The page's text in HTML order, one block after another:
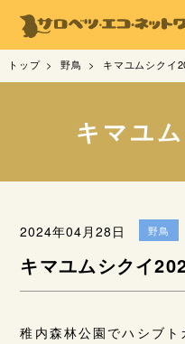
トップ 野鳥 キマユムシクイ
キマユ
2024年04月28日 野鳥
キマユムシクイ
稚内森林公園でハシブ